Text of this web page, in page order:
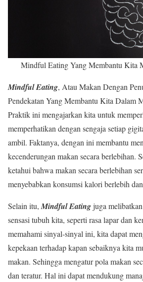
Mindful Eating Yang Membantu Kita
Mindful Eating, Atau Makan Dengan
Pendekatan Yang Membantu Kita Dalam
Praktik ini mengajarkan kita untuk
memperhatikan dengan sengaja setiap
ambil. Faktanya, dengan ini membantu
kecenderungan makan secara berlebihan.
ketahui bahwa makan secara berlebihan
menyebabkan konsumsi kalori berlebih
Selain itu, Mindful Eatingjuga
sensasi tubuh kita, seperti rasa lapar dan
memahami sinyal-sinyal ini, kita dapat
kepekaan terhadap kapan sebaiknya kita
makan. Sehingga mengatur pola makan
dan teratur. Hal ini dapat mendukung